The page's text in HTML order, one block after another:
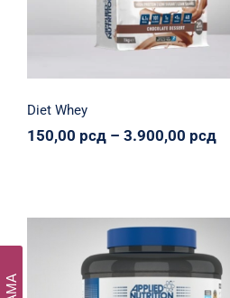
3.900,00рсд
Diet Whey
150,00 рсд – 3.900,00 рсд